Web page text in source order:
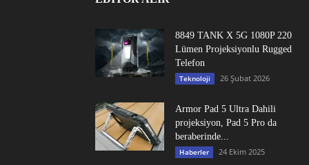
8849 TANK X 5G 1080P 220
Lümen Projeksiyonlu Rugged
Telefon
Teknoloji 26 Şubat 2026
Armor Pad 5 Ultra Dahili
projeksiyon, Pad 5 Pro da
beraberinde...
Haberler 24 Ekim 2025